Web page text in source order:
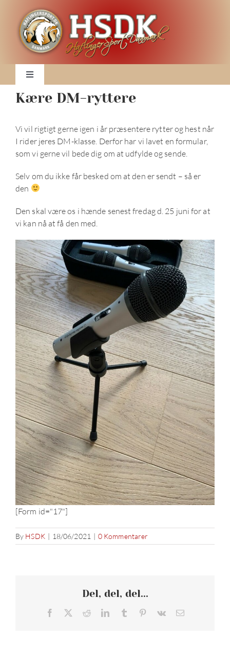
content
Toggle
Nyheder
Klubben
Haflingersport Junior!
Pokaler
Arkiv
Kære DM-ryttere
Vi vil rigtigt gerne igen i år præsentere rytter og hest når
I rider jeres DM-klasse. Derfor har vi lavet en formular,
som vi gerne vil bede dig om at udfylde og sende.
Selv om du ikke får besked om at den er sendt – så er
den
Den skal være os i hænde senest fredag d. 25 juni for at
vi kan nå at få den med.
[Form id="17"]
By HSDK | 18/06/2021 | 0 Kommentarer
Del, del, del...
Facebook RedditLinkedInTumblr Pinterest
Vk
E-